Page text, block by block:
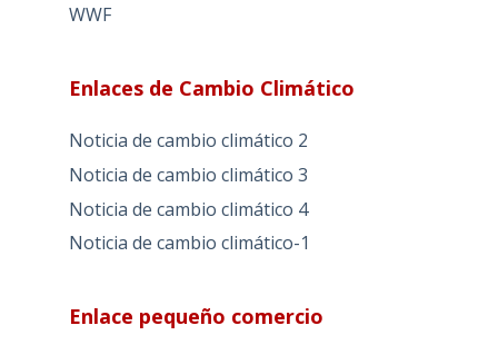
WWF
Enlaces de Cambio Climático
Noticia de cambio climático 2
Noticia de cambio climático 3
Noticia de cambio climático 4
Noticia de cambio climático-1
Enlace pequeño comercio